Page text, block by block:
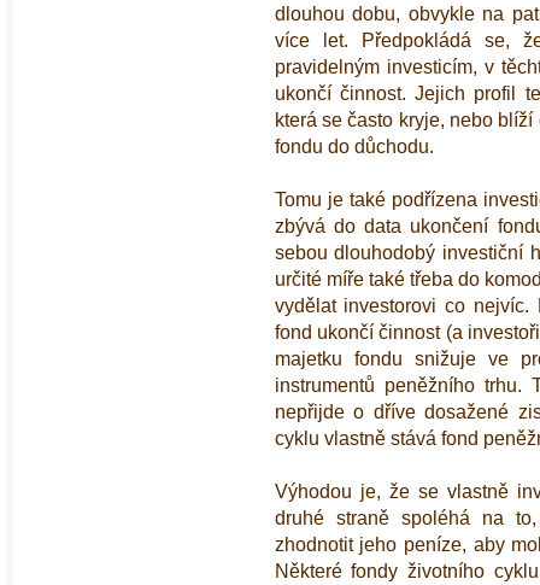
dlouhou dobu, obvykle na
více let. Předpokládá se,
pravidelným investicím, v
ukončí činnost. Jejich profil
která se často kryje, nebo
fondu do důchodu.
Tomu je také podřízena
zbývá do data ukončení
sebou dlouhodobý investiční
určité míře také třeba do
vydělat investorovi co
fond ukončí činnost (a
majetku fondu snižuje ve
instrumentů peněžního
nepřijde o dříve dosažené
cyklu vlastně stává fond
Výhodou je, že se vlastně
druhé straně spoléhá na
zhodnotit jeho peníze, aby
Některé fondy životního